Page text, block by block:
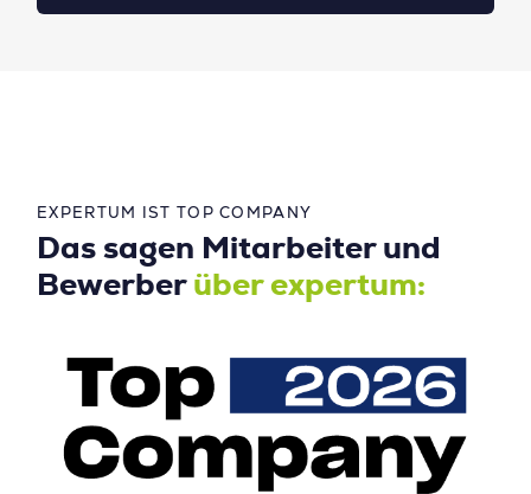
EXPERTUM IST TOP COMPANY
Das sagen Mitarbeiter und
Bewerber über expertum: